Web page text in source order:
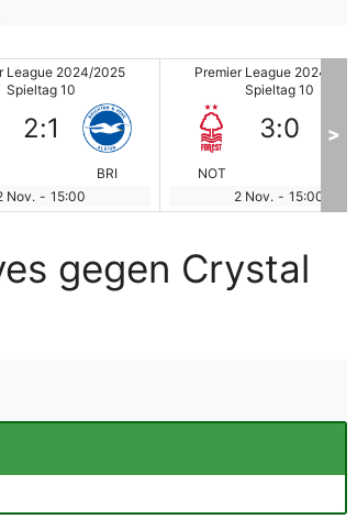
League 2024/2025
Spieltag 10
2:1
BRI
Nov. - 15:00
Premier League 2024/2025
Spieltag 10
NOT
3:0
2 Nov. - 15:00
>
gegen Crystal